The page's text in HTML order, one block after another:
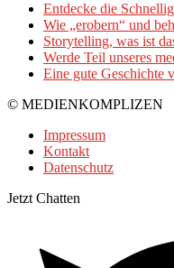
Entdecke die
Wie „erobern“ und
Storytelling, was ist
Werde Teil unseres
Eine gute Geschichte
© MEDIENKOMPLIZEN
Impressum
Kontakt
Datenschutz
Jetzt Chatten